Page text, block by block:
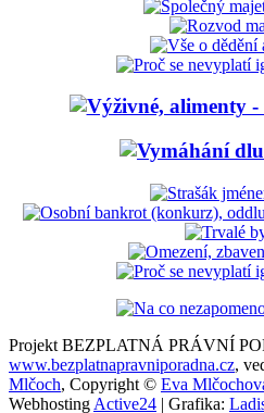
Projekt BEZPLATNÁ PRÁVNÍ
www.bezplatnapravniporadna.cz,
Mlčoch, Copyright © Eva
Webhosting Active24 | Grafika: